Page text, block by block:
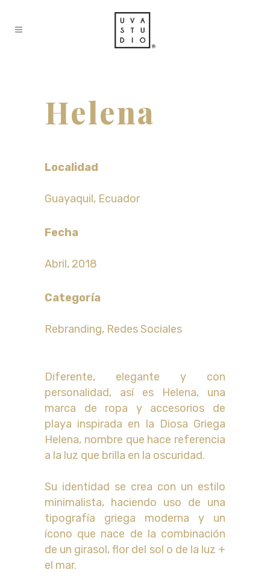
Helena
Localidad
Guayaquil, Ecuador
Fecha
Abril, 2018
Categoría
Rebranding, Redes Sociales
Diferente, elegante y con
personalidad, así es Helena, una
marca de ropa y accesorios de
playa inspirada en la Diosa Griega
Helena, nombre que hace referencia
a la luz que brilla en la oscuridad.
Su identidad se crea con un estilo
minimalista, haciendo uso de una
tipografía griega moderna y un
ícono que nace de la combinación
de un girasol, flor del sol o de la luz +
el mar.